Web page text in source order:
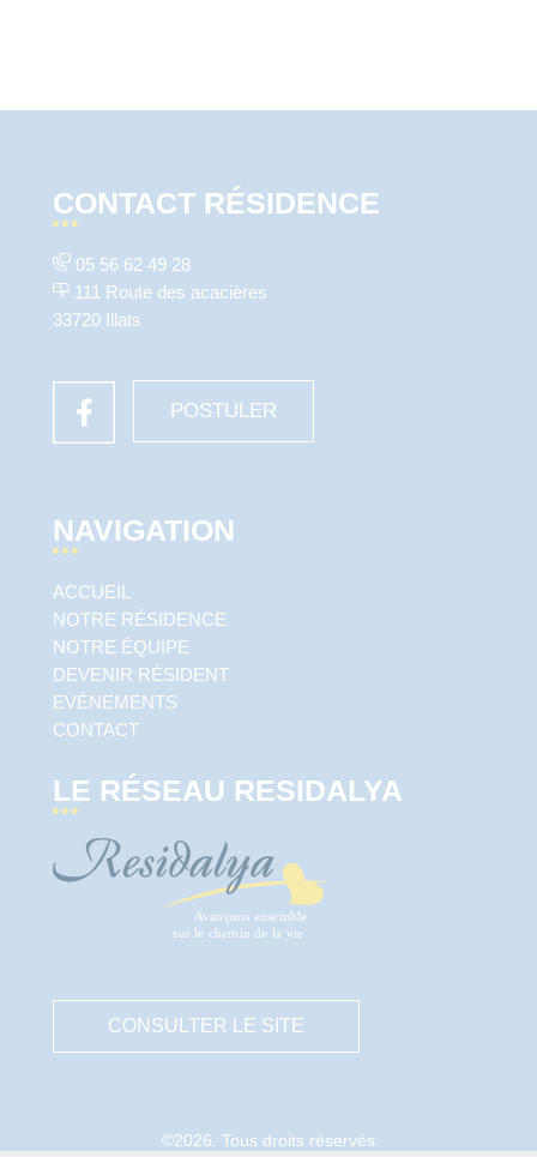
CONTACT RÉSIDENCE
05 56 62 49 28
111 Route des acacières
33720 Illats
POSTULER
NAVIGATION
ACCUEIL
NOTRE RÉSIDENCE
NOTRE ÉQUIPE
DEVENIR RÉSIDENT
EVÉNEMENTS
CONTACT
LE RÉSEAU RESIDALYA
CONSULTER LE SITE
©2026. Tous droits réservés